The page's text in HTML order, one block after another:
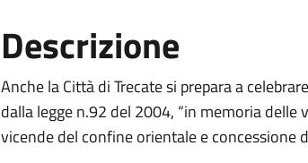
Descrizione
Anche la Città di Trecate si prepara a
dalla legge n.92 del 2004, “in memoria
vicende del confine orientale e concessione